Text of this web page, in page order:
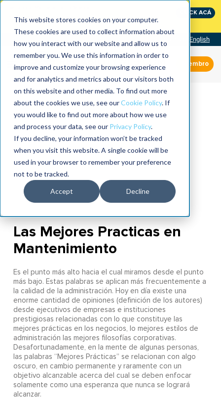
This website stores cookies on your computer.
These cookies are used to collect information about
how you interact with our website and allow us to
remember you. We use this information in order to
improve and customize your browsing experience
and for analytics and metrics about our visitors both
on this website and other media. To find out more
about the cookies we use, see ourCookie Policy. If
you would like to find out more about how we use
and process your data, see our Privacy Policy.
If you decline, your information won’t be tracked
when you visit this website. A single cookie will be
used in your browser to remember your preference
not to be tracked.
Accept Decline
The Speed of Reliability
CLICK ACÁ
English
Miembro
Las Mejores Practicas en
Mantenimiento
Es el punto más alto hacia el cual miramos desde el punto
más bajo. Estas palabras se aplican más frecuentemente a
la calidad de la administración. Hoy en día existe una
enorme cantidad de opiniones (definición de los autores)
desde ejecutivos de empresas e instituciones
prestigiosas relacionadas con lo que constituye las
mejores prácticas en los negocios, lo mejores estilos de
administración las mejores filosofías corporativas.
Desafortunadamente, en la mente de algunas personas,
las palabras “Mejores Prácticas” se relacionan con algo
oscuro, en cambio permanente y raramente con un
objetivo alcanzable acerca del cual se deben enfocar
solamente como una esperanza que nunca se logrará
alcanzar.